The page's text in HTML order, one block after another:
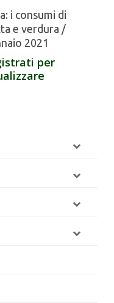
i consumi di
e verdura /
2021
per